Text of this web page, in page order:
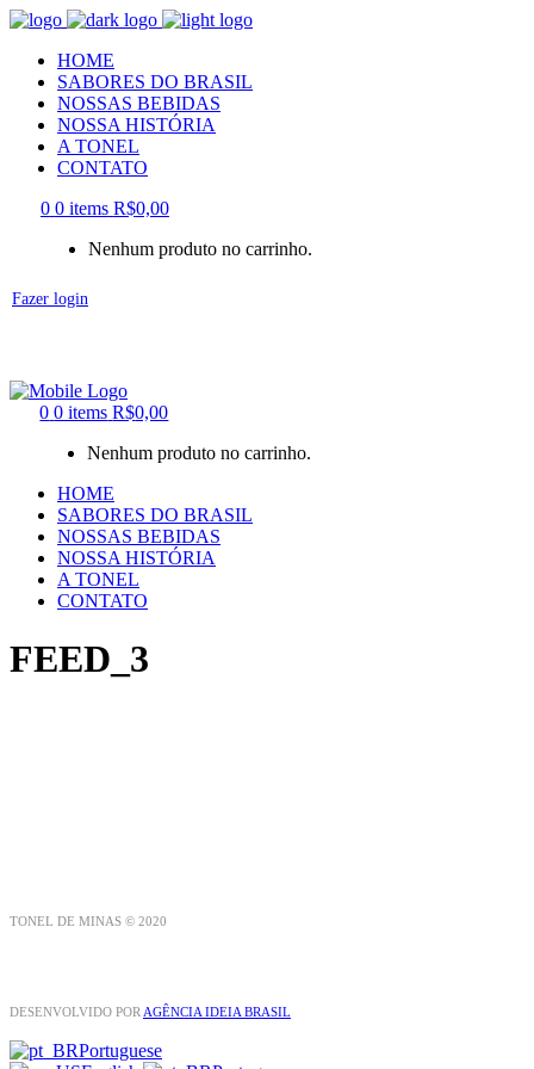
HOME
SABORES DO BRASIL
NOSSAS BEBIDAS
NOSSA HISTÓRIA
A TONEL
CONTATO
0 0 items R$0,00
Nenhum produto no carrinho.
Fazer login
0 0 items R$0,00
Nenhum produto no carrinho.
HOME
SABORES DO BRASIL
NOSSAS BEBIDAS
NOSSA HISTÓRIA
A TONEL
CONTATO
FEED_3
TONEL DE MINAS © 2020
DESENVOLVIDO PORAGÊNCIA IDEIA BRASIL
Portuguese